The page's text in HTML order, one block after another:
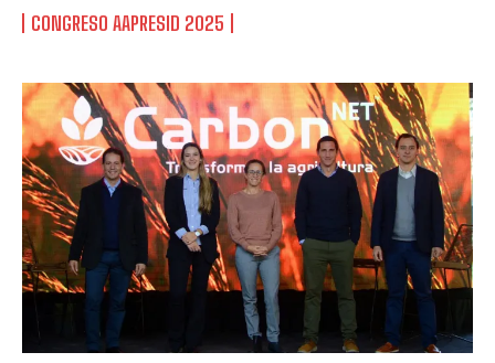
CONGRESO AAPRESID 2025